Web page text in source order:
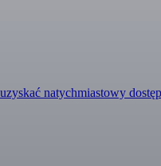
natychmiastowy